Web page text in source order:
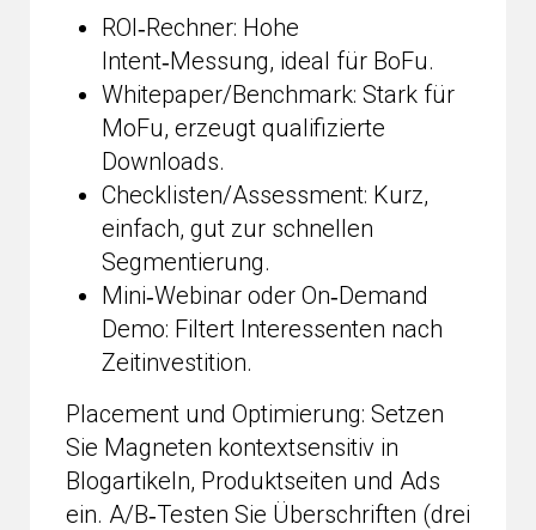
ROI‑Rechner: Hohe
Intent‑Messung, ideal für BoFu.
Whitepaper/Benchmark: Stark für
MoFu, erzeugt qualifizierte
Downloads.
Checklisten/Assessment: Kurz,
einfach, gut zur schnellen
Segmentierung.
Mini‑Webinar oder On‑Demand
Demo: Filtert Interessenten nach
Zeitinvestition.
Placement und Optimierung: Setzen
Sie Magneten kontextsensitiv in
Blogartikeln, Produktseiten und Ads
ein. A/B‑Testen Sie Überschriften (drei